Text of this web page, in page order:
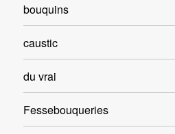
bouquins
caustic
du vrai
Fessebouqueries